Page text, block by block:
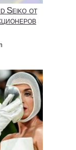
Seiko от